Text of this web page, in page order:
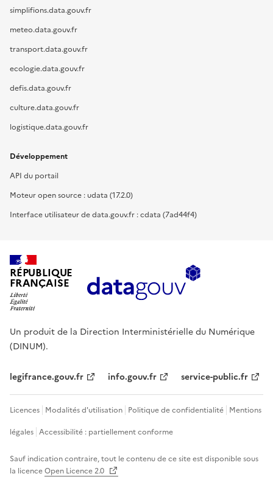
simplifions.data.gouv.fr
meteo.data.gouv.fr
transport.data.gouv.fr
ecologie.data.gouv.fr
defis.data.gouv.fr
culture.data.gouv.fr
logistique.data.gouv.fr
Développement
API du portail
Moteur open source : udata (17.2.0)
Interface utilisateur de data.gouv.fr : cdata (7ad44f4)
RÉPUBLIQUE
FRANÇAISE
Un produit de la Direction Interministérielle du Numérique
(DINUM).
legifrance.gouv.fr info.gouv.fr service-public.fr
Licences Modalités d'utilisation Politique de confidentialité Mentions
légales Accessibilité : partiellement conforme
Sauf indication contraire, tout le contenu de ce site est disponible sous
la licenceOpen Licence 2.0